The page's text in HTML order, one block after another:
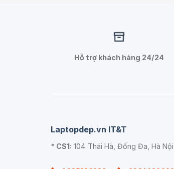
Hỗ trợ khách hàng 24/24
Laptopdep.vn IT&T
* CS1: 104 Thái Hà, Đống Đa, Hà Nội